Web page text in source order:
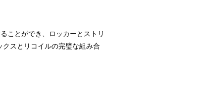
ことができ、ロッカーとストリ
スとリコイルの完璧な組み合